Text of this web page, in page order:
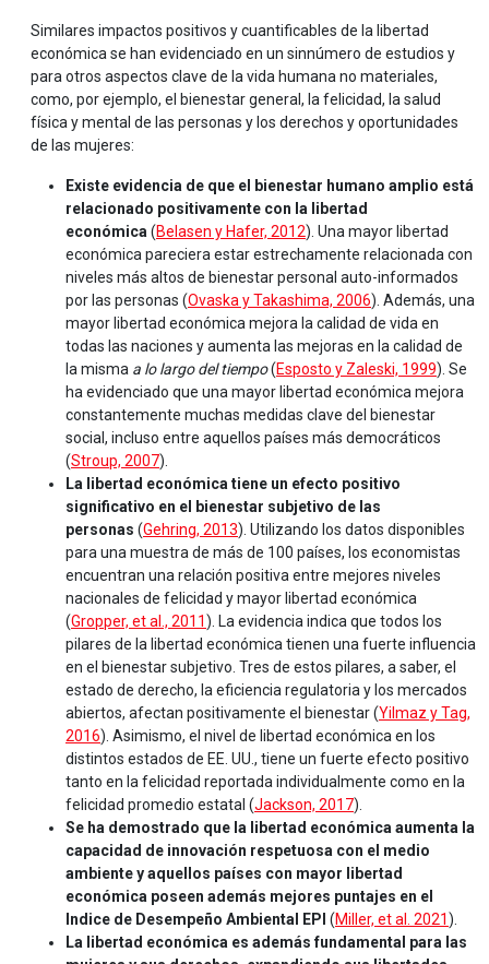
Similares impactos positivos y cuantificables de la libertad
económica se han evidenciado en un sinnúmero de estudios y
para otros aspectos clave de la vida humana no materiales,
como, por ejemplo, el bienestar general, la felicidad, la salud
física y mental de las personas y los derechos y oportunidades
de las mujeres:
Existe evidencia de que el bienestar humano amplio está
relacionado positivamente con la libertad
económica (Belasen y Hafer, 2012). Una mayor libertad
económica pareciera estar estrechamente relacionada con
niveles más altos de bienestar personal auto-informados
por las personas (Ovaska y Takashima, 2006). Además, una
mayor libertad económica mejora la calidad de vida en
todas las naciones y aumenta las mejoras en la calidad de
la misma a lo largo del tiempo(Esposto y Zaleski, 1999). Se
ha evidenciado que una mayor libertad económica mejora
constantemente muchas medidas clave del bienestar
social, incluso entre aquellos países más democráticos
(Stroup, 2007).
La libertad económica tiene un efecto positivo
significativo en el bienestar subjetivo de las
personas (Gehring, 2013). Utilizando los datos disponibles
para una muestra de más de 100 países, los economistas
encuentran una relación positiva entre mejores niveles
nacionales de felicidad y mayor libertad económica
(Gropper, et al., 2011). La evidencia indica que todos los
pilares de la libertad económica tienen una fuerte influencia
en el bienestar subjetivo. Tres de estos pilares, a saber, el
estado de derecho, la eficiencia regulatoria y los mercados
abiertos, afectan positivamente el bienestar (Yilmaz y Tag,
2016). Asimismo, el nivel de libertad económica en los
distintos estados de EE. UU., tiene un fuerte efecto positivo
tanto en la felicidad reportada individualmente como en la
felicidad promedio estatal (Jackson, 2017).
Se ha demostrado que la libertad económica aumenta la
capacidad de innovación respetuosa con el medio
ambiente y aquellos países con mayor libertad
económica poseen además mejores puntajes en el
Indice de Desempeño Ambiental EPI (Miller, et al. 2021).
La libertad económica es además fundamental para las